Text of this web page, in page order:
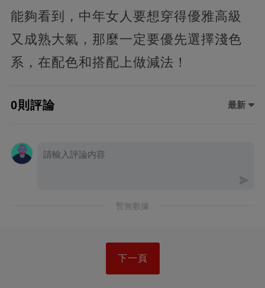
能夠看到，中年女人要想穿得優雅高級
又成熟大氣，那麼一定要優先選擇淺色
系，在配色和搭配上做減法！
0則評論 最新
暫無數據
下一頁